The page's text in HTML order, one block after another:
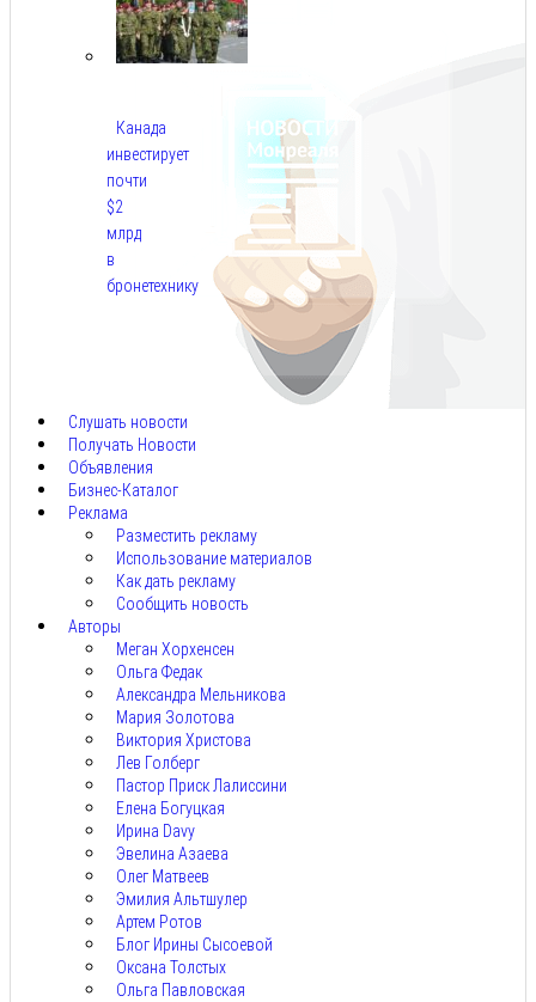
Канада
инвестирует
почти
$2
млрд
в
бронетехнику
Слушать новости
Получать Новости
Объявления
Бизнес-Каталог
Реклама
Разместить рекламу
Использование материалов
Как дать рекламу
Сообщить новость
Авторы
Меган Хорхенсен
Ольга Федак
Александра Мельникова
Мария Золотова
Виктория Христова
Лев Голберг
Пастор Приск Лалиссини
Елена Богуцкая
Ирина Davy
Эвелина Азаева
Олег Матвеев
Эмилия Альтшулер
Артем Ротов
Блог Ирины Сысоевой
Оксана Толстых
Ольга Павловская